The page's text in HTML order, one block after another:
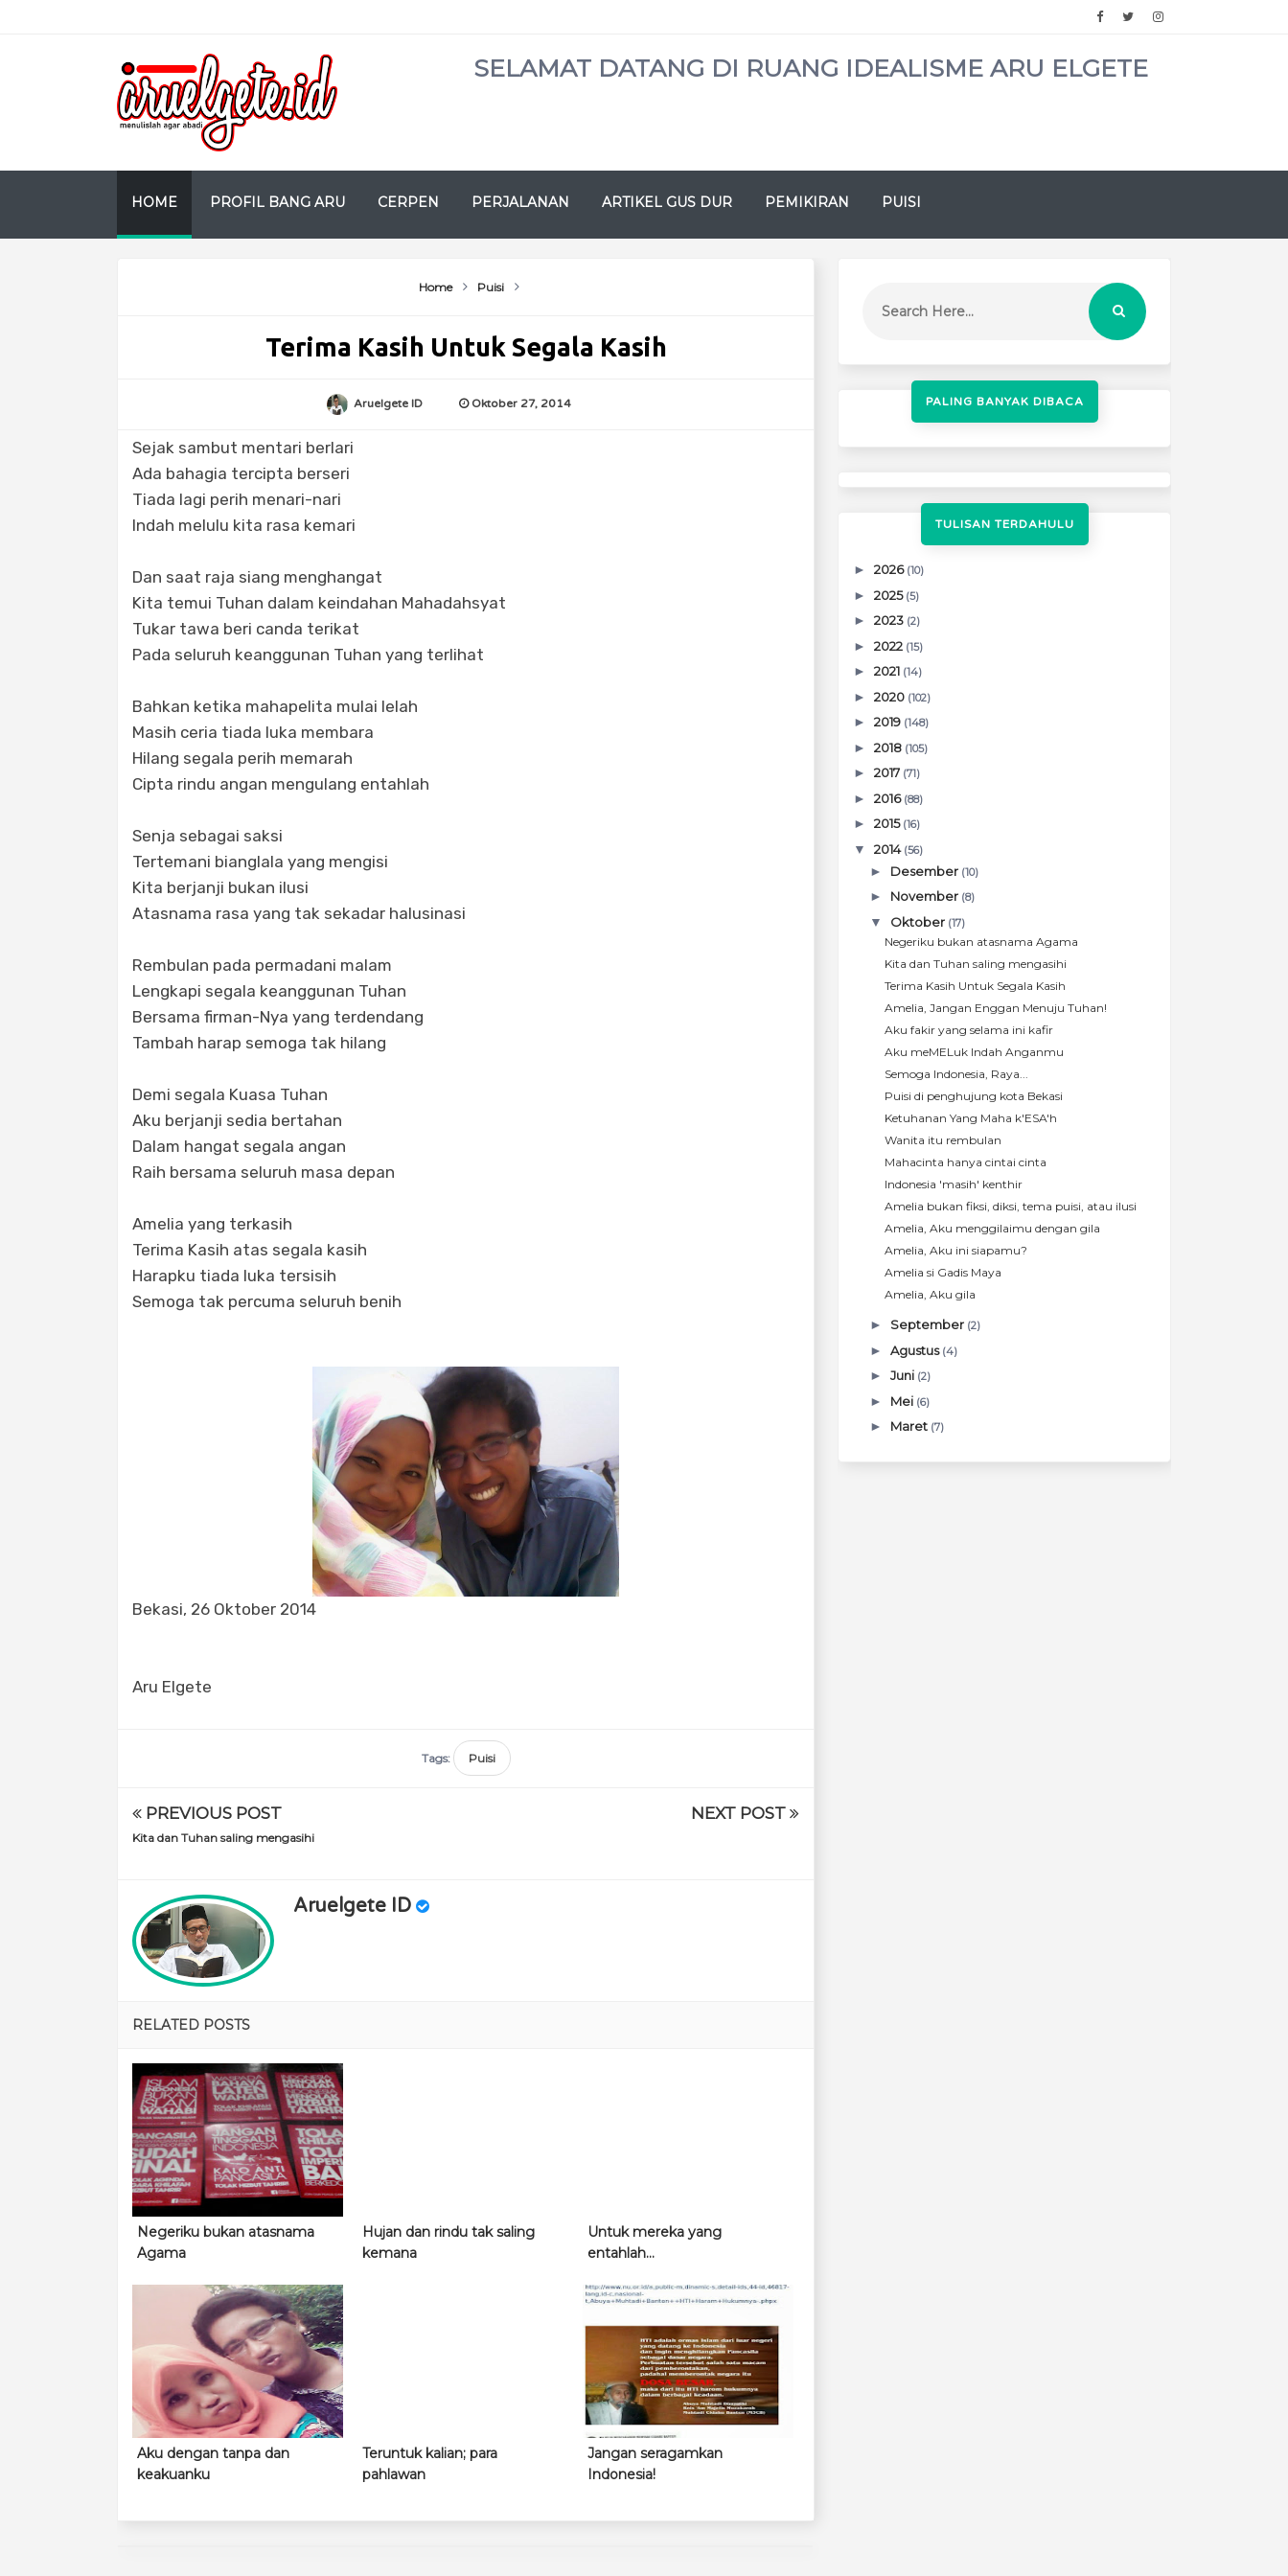
SELAMAT DATANG DI RUANG IDEALISME ARU ELGETE
HOME PROFIL BANG ARU CERPEN PERJALANAN ARTIKEL GUS DUR PEMIKIRAN PUISI
Home Puisi
Terima Kasih Untuk Segala Kasih
Aruelgete ID Oktober 27, 2014
Sejak sambut mentari berlari
Ada bahagia tercipta berseri
Tiada lagi perih menari-nari
Indah melulu kita rasa kemari
Dan saat raja siang menghangat
Kita temui Tuhan dalam keindahan Mahadahsyat
Tukar tawa beri canda terikat
Pada seluruh keanggunan Tuhan yang terlihat
Bahkan ketika mahapelita mulai lelah
Masih ceria tiada luka membara
Hilang segala perih memarah
Cipta rindu angan mengulang entahlah
Senja sebagai saksi
Tertemani bianglala yang mengisi
Kita berjanji bukan ilusi
Atasnama rasa yang tak sekadar halusinasi
Rembulan pada permadani malam
Lengkapi segala keanggunan Tuhan
Bersama firman-Nya yang terdendang
Tambah harap semoga tak hilang
Demi segala Kuasa Tuhan
Aku berjanji sedia bertahan
Dalam hangat segala angan
Raih bersama seluruh masa depan
Amelia yang terkasih
Terima Kasih atas segala kasih
Harapku tiada luka tersisih
Semoga tak percuma seluruh benih
Bekasi, 26 Oktober 2014
Aru Elgete
Tags: Puisi
PREVIOUS POST
Kita dan Tuhan saling mengasihi
NEXT POST
Aruelgete ID
RELATED POSTS
Negeriku bukan atasnama
Agama
Hujan dan rindu tak saling
kemana
Untuk mereka yang
entahlah...
Aku dengan tanpa dan
keakuanku
Teruntuk kalian; para
pahlawan
Jangan seragamkan
Indonesia!
PALING BANYAK DIBACA
TULISAN TERDAHULU
►2026 (10)
►2025 (5)
►2023 (2)
►2022 (15)
►2021 (14)
►2020 (102)
►2019 (148)
►2018 (105)
►2017 (71)
►2016 (88)
►2015 (16)
▼2014 (56)
► Desember (10)
► November (8)
▼ Oktober (17)
Negeriku bukan atasnama Agama
Kita dan Tuhan saling mengasihi
Terima Kasih Untuk Segala Kasih
Amelia, Jangan Enggan Menuju Tuhan!
Aku fakir yang selama ini kafir
Aku meMELuk Indah Anganmu
Semoga Indonesia, Raya...
Puisi di penghujung kota Bekasi
Ketuhanan Yang Maha k'ESA'h
Wanita itu rembulan
Mahacinta hanya cintai cinta
Indonesia 'masih' kenthir
Amelia bukan fiksi, diksi, tema puisi, atau ilusi
Amelia, Aku menggilaimu dengan gila
Amelia, Aku ini siapamu?
Amelia si Gadis Maya
Amelia, Aku gila
► September (2)
►Agustus (4)
►Juni (2)
► Mei (6)
► Maret (7)